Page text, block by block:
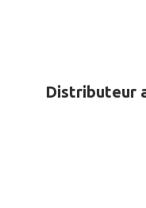
Distributeur